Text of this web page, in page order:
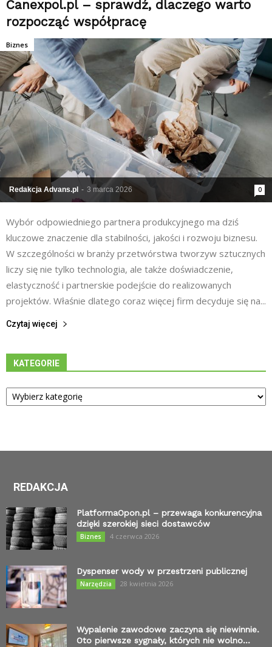
Canexpol.pl – sprawdź, dlaczego warto
rozpocząć współpracę
Redakcja Advans.pl - 3 marca 2026 0
Biznes
Wybór odpowiedniego partnera produkcyjnego ma dziś
kluczowe znaczenie dla stabilności, jakości i rozwoju biznesu.
W szczególności w branży przetwórstwa tworzyw sztucznych
liczy się nie tylko technologia, ale także doświadczenie,
elastyczność i partnerskie podejście do realizowanych
projektów. Właśnie dlatego coraz więcej firm decyduje się na...
Czytaj więcej
KATEGORIE
Kategorie
REDAKCJA
PlatformaOpon.pl – przewaga konkurencyjna
dzięki szerokiej sieci dostawców
Biznes 4 czerwca 2026
Dyspenser wody w przestrzeni publicznej
Narzędzia 28 kwietnia 2026
Wypalenie zawodowe zaczyna się niewinnie.
Oto pierwsze sygnały, których nie wolno...